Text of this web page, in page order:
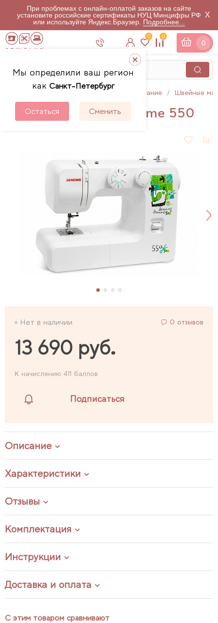
При проблемах с онлайн-оплатой заказов на сайте
установите российские сертификаты НУЦ Минцифры РФ
или используйте Яндекс.Браузер. Подробнее...
X
Мы определили ваш регион
как Санкт-Петербург
Остаться Сменить
0 0
0
Швейное оборудование Швейные
Швейная машина Janome 550
Нет в наличии 0 отзывов
13 690 руб.
К начислению 411 баллов
Подписаться
Описание
Характеристики
Отзывы
Комплектация
Инструкции
Доставка и оплата
С этим товаром сравнивают